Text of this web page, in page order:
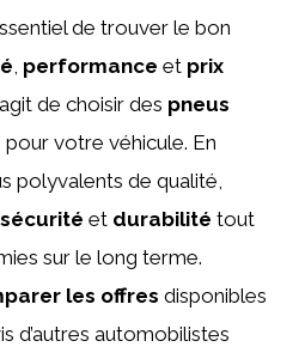
de trouver le bon
performance et prix
de choisir des pneus
pour votre véhicule. En
polyvalents de qualité,
sécurité et durabilité tout
sur le long terme.
les offres disponibles
d’autres automobilistes